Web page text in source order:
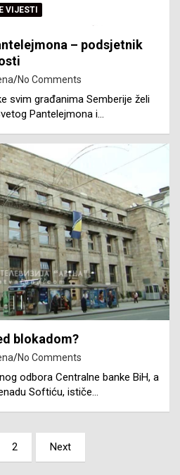
VIJESTI
– podsjetnik
No Comments
svim građanima Semberije želi
Pantelejmona i…
blokadom?
No Comments
odbora Centralne banke BiH, a
Softiću, ističe…
2 Next